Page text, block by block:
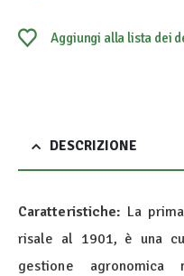
Aggiungi alla lista dei
DESCRIZIONE
Caratteristiche: La
risale al 1901, è una
gestione